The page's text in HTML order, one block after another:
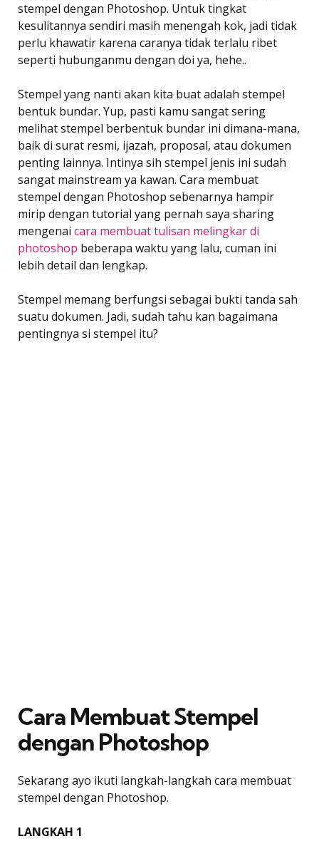
stempel dengan Photoshop. Untuk tingkat
kesulitannya sendiri masih menengah kok, jadi tidak
perlu khawatir karena caranya tidak terlalu ribet
seperti hubunganmu dengan doi ya, hehe..
Stempel yang nanti akan kita buat adalah stempel
bentuk bundar. Yup, pasti kamu sangat sering
melihat stempel berbentuk bundar ini dimana-mana,
baik di surat resmi, ijazah, proposal, atau dokumen
penting lainnya. Intinya sih stempel jenis ini sudah
sangat mainstream ya kawan. Cara membuat
stempel dengan Photoshop sebenarnya hampir
mirip dengan tutorial yang pernah saya sharing
mengenai cara membuat tulisan melingkar di
photoshop beberapa waktu yang lalu, cuman ini
lebih detail dan lengkap.
Stempel memang berfungsi sebagai bukti tanda sah
suatu dokumen. Jadi, sudah tahu kan bagaimana
pentingnya si stempel itu?
Cara Membuat Stempel
dengan Photoshop
Sekarang ayo ikuti langkah-langkah cara membuat
stempel dengan Photoshop.
LANGKAH 1